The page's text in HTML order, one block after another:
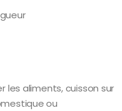
les aliments, cuisson sur
ou